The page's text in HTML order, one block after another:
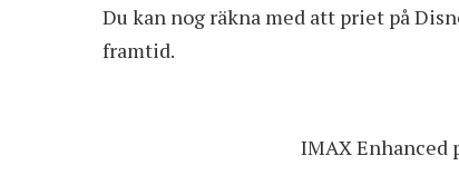
Du kan nog räkna med att priet på
framtid.
IMAX Enhanced